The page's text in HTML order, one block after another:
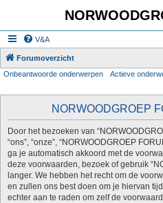
V&A
Forumoverzicht
Onbeantwoorde onderwerpen
Actieve
NORWOODGROEP
Door het bezoeken van
“ons”, “onze”, “NORWOODGROEP
ga je automatisch akkoord met de
deze voorwaarden, bezoek of gebruik
langer. We hebben het recht om de
en zullen ons best doen om je hiervan
echter aan te raden om zelf de